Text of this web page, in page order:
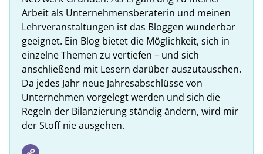
Arbeit als Unternehmensberaterin und meinen
Lehrveranstaltungen ist das Bloggen wunderbar
geeignet. Ein Blog bietet die Möglichkeit, sich in
einzelne Themen zu vertiefen – und sich
anschließend mit Lesern darüber auszutauschen.
Da jedes Jahr neue Jahresabschlüsse von
Unternehmen vorgelegt werden und sich die
Regeln der Bilanzierung ständig ändern, wird mir
der Stoff nie ausgehen.